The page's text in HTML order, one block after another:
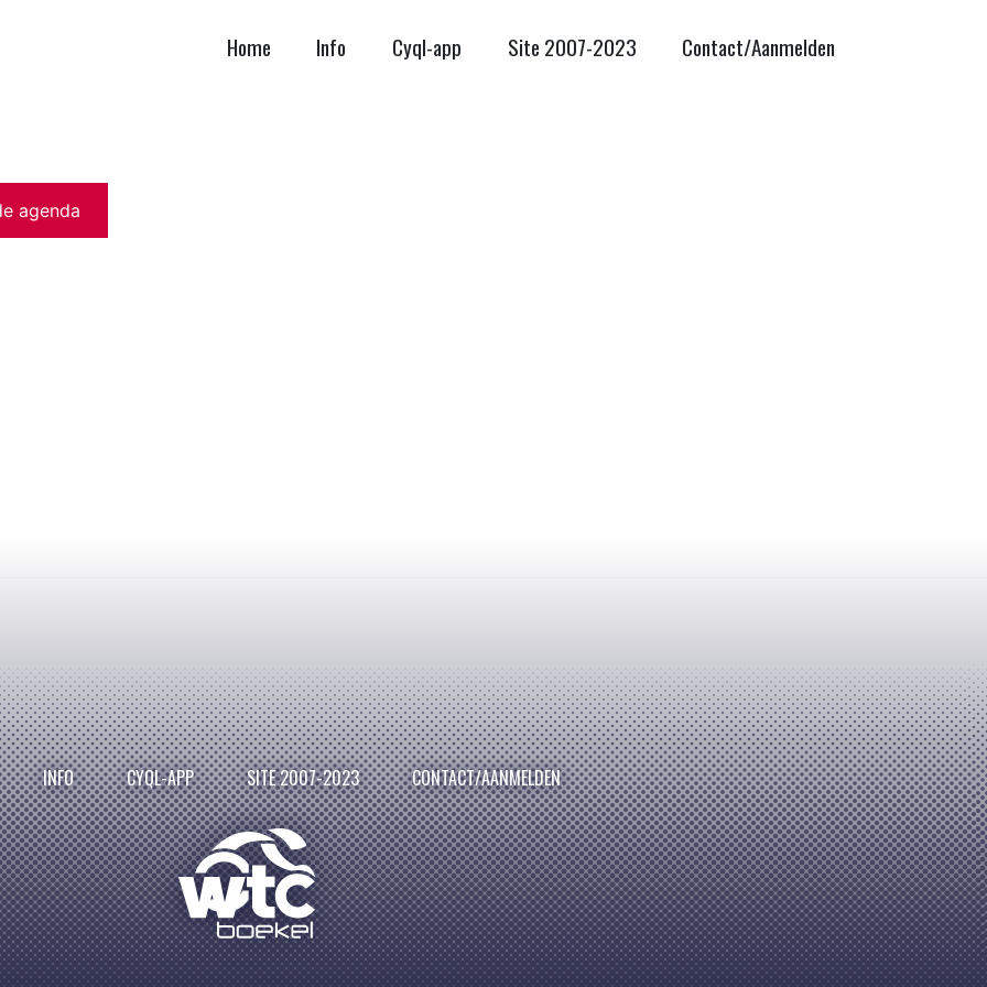
Home Info Cyql-app Site 2007-2023 Contact/Aanmelden
agenda
INFO CYQL-APP SITE 2007-2023 CONTACT/AANMELDEN